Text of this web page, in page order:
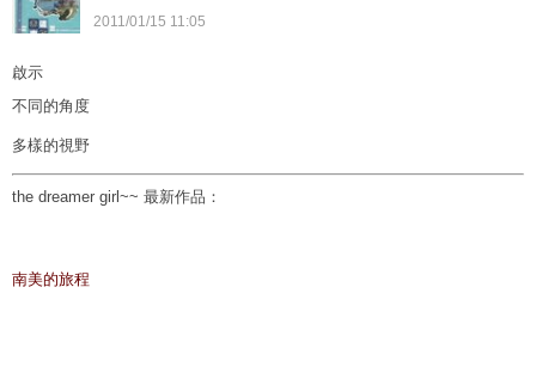
2011/01/15 11:05
啟示
不同的角度
多樣的視野
the dreamer girl~~ 最新作品：
南美的旅程